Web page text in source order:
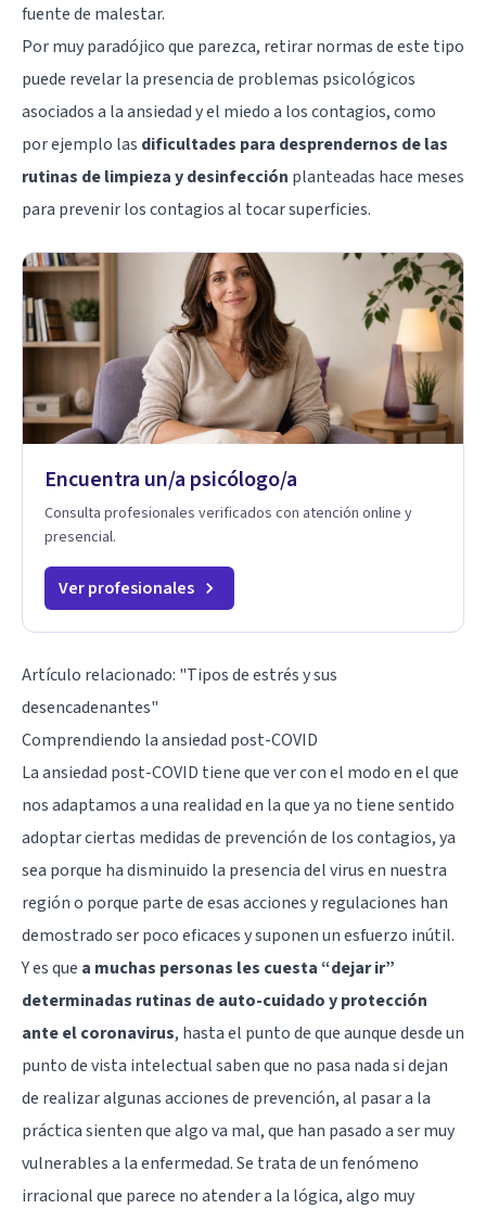
fuente de malestar.
Por muy paradójico que parezca, retirar normas de este tipo
puede revelar la presencia de problemas psicológicos
asociados a la ansiedad y el miedo a los contagios, como
por ejemplo las dificultades para desprendernos de las
rutinas de limpieza y desinfección planteadas hace meses
para prevenir los contagios al tocar superficies.
Encuentra un/a psicólogo/a
Consulta profesionales verificados con atención online y
presencial.
Ver profesionales
Artículo relacionado: "Tipos de estrés y sus
desencadenantes"
Comprendiendo la ansiedad post-COVID
La ansiedad post-COVID tiene que ver con el modo en el que
nos adaptamos a una realidad en la que ya no tiene sentido
adoptar ciertas medidas de prevención de los contagios, ya
sea porque ha disminuido la presencia del virus en nuestra
región o porque parte de esas acciones y regulaciones han
demostrado ser poco eficaces y suponen un esfuerzo inútil.
Y es que a muchas personas les cuesta “dejar ir”
determinadas rutinas de auto-cuidado y protección
ante el coronavirus, hasta el punto de que aunque desde un
punto de vista intelectual saben que no pasa nada si dejan
de realizar algunas acciones de prevención, al pasar a la
práctica sienten que algo va mal, que han pasado a ser muy
vulnerables a la enfermedad. Se trata de un fenómeno
irracional que parece no atender a la lógica, algo muy